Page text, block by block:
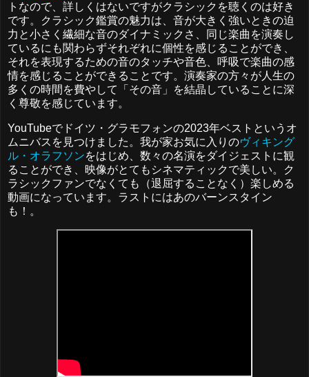
トなので、詳しくはないですがクラシックを聴くのは好き
です。クラシック鑑賞の魅力は、音が大きく強いときの迫
力と小さく繊細な音のダイナミックさ、同じ楽曲を演奏し
ているにも関わらずそれぞれに個性を感じることができ、
それを表現するための音のタッチや音色、呼吸で楽曲の感
情を感じることができることです。演奏家の方々が人生の
多くの時間を費やして「その音」を結晶していることに深
く尊敬を感じています。
YouTubeでドイツ・グラモフォンの2023年ベストというオ
ムニバスを見つけました。我が家お気に入りのヴィキング
ル・オラフソンをはじめ、数々の名演をダイジェストに観
ることができ、映像がとてもシネマティックで美しい。ク
ラシックファンでなくても（退屈することなく）楽しめる
動画になっています。ラストにはあのバーンスタイン
も！。